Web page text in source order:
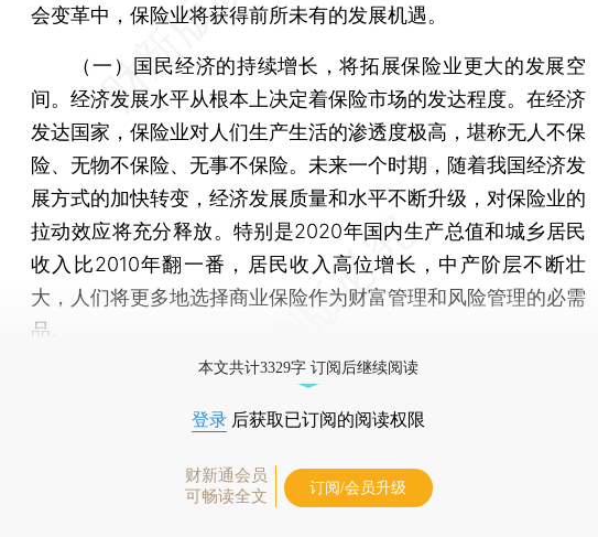
会变革中，保险业将获得前所未有的发展机遇。
（一）国民经济的持续增长，将拓展保险业更大的发展空
间。经济发展水平从根本上决定着保险市场的发达程度。在经济
发达国家，保险业对人们生产生活的渗透度极高，堪称无人不保
险、无物不保险、无事不保险。未来一个时期，随着我国经济发
展方式的加快转变，经济发展质量和水平不断升级，对保险业的
拉动效应将充分释放。特别是2020年国内生产总值和城乡居民
收入比2010年翻一番，居民收入高位增长，中产阶层不断壮
大，人们将更多地选择商业保险作为财富管理和风险管理的必需
品。
本文共计3329字 订阅后继续阅读
登录 后获取已订阅的阅读权限
财新通会员
可畅读全文
订阅/会员升级